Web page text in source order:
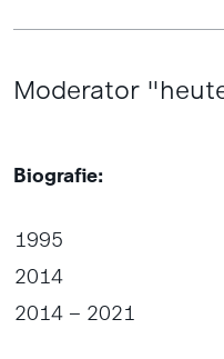
Moderator
Biografie:
1995
2014
2014 – 2021